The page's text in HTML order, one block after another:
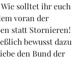
solltet ihr euch
voran der
statt Stornieren!
bewusst dazu
den Bund der